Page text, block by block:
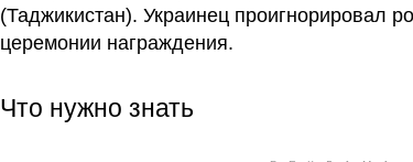
(Таджикистан). Украинец проигнорировал
церемонии награждения.
Что нужно знать